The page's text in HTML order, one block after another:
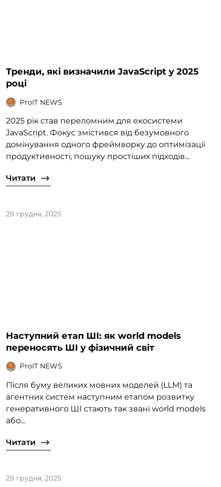
Тренди, які визначили JavaScript у 2025
році
ProIT NEWS
2025 рік став переломним для екосистеми
JavaScript. Фокус змістився від безумовного
домінування одного фреймворку до оптимізації
продуктивності, пошуку простіших підходів...
Читати
29 грудня, 2025
Наступний етап ШІ: як world models
переносять ШІ у фізичний світ
ProIT NEWS
Після буму великих мовних моделей (LLM) та
агентних систем наступним етапом розвитку
генеративного ШІ стають так звані world models
або...
Читати
29 грудня, 2025